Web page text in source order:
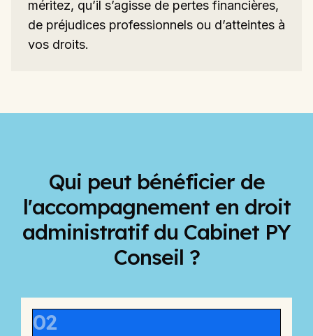
méritez, qu’il s’agisse de pertes financières,
de préjudices professionnels ou d’atteintes à
vos droits.
Qui peut bénéficier de
l'accompagnement en droit
administratif du Cabinet PY
Conseil ?
02